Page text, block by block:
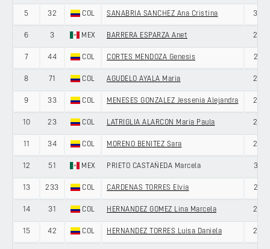
5 32 COL SANABRIA SANCHEZ Ana Cristina 33
6 3 MEX BARRERA ESPARZA Anet 25
7 44 COL CORTES MENDOZA Genesis 21
8 71 COL AGUDELO AYALA Maria 22
9 33 COL MENESES GONZALEZ Jessenia Alejandra 28
10 23 COL LATRIGLIA ALARCON Maria Paula 24
11 34 COL MORENO BENITEZ Sara 20
12 51 MEX PRIETO CASTAÑEDA Marcela 31
13 233 COL CARDENAS TORRES Elvia 21
14 31 COL HERNANDEZ GOMEZ Lina Marcela 24
15 42 COL HERNANDEZ TORRES Luisa Daniela 26